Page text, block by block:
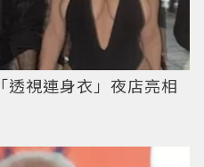
透視連身衣」夜店亮相